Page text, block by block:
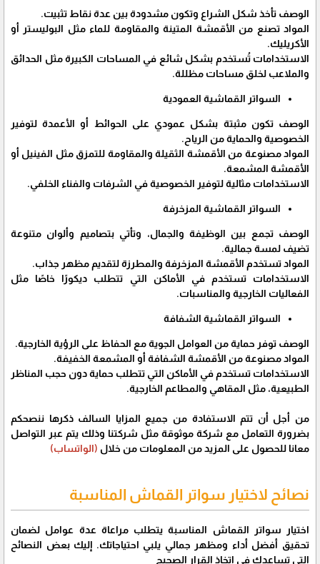
الوصف تأخذ شكل الشراع وتكون مشدودة بين عدة نقاط تثبيت.
المواد تصنع من الأقمشة المتينة والمقاومة للماء مثل البوليستر أو
الأكريليك.
الاستخدامات تُستخدم بشكل شائع في المساحات الكبيرة مثل الحدائق
والملاعب لخلق مساحات مظللة.
السواتر القماشية العمودية
الوصف تكون مثبتة بشكل عمودي على الحوائط أو الأعمدة لتوفير
الخصوصية والحماية من الرياح.
المواد مصنوعة من الأقمشة الثقيلة والمقاومة للتمزق مثل الفينيل أو
الأقمشة المشمعة.
الاستخدامات مثالية لتوفير الخصوصية في الشرفات والفناء الخلفي.
السواتر القماشية المزخرفة
الوصف تجمع بين الوظيفة والجمال، وتأتي بتصاميم وألوان متنوعة
تضيف لمسة جمالية.
المواد تستخدم الأقمشة المزخرفة والمطرزة لتقديم مظهر جذاب.
الاستخدامات تستخدم في الأماكن التي تتطلب ديكورًا خاصًا مثل
الفعاليات الخارجية والمناسبات.
السواتر القماشية الشفافة
الوصف توفر حماية من العوامل الجوية مع الحفاظ على الرؤية الخارجية.
المواد مصنوعة من الأقمشة الشفافة أو المشمعة الخفيفة.
الاستخدامات تستخدم في الأماكن التي تتطلب حماية دون حجب المناظر
الطبيعية، مثل المقاهي والمطاعم الخارجية.
من أجل أن تتم الاستفادة من جميع المزايا السالف ذكرها ننصحكم
بضرورة التعامل مع شركة موثوقة مثل شركتنا وذلك يتم عبر التواصل
معانا للحصول على المزيد من المعلومات من خلال (الواتساب)
نصائح لاختيار سواتر القماش المناسبة
اختيار سواتر القماش المناسبة يتطلب مراعاة عدة عوامل لضمان
تحقيق أفضل أداء ومظهر جمالي يلبي احتياجاتك. إليك بعض النصائح
التي تساعدك في اتخاذ القرار الصحيح